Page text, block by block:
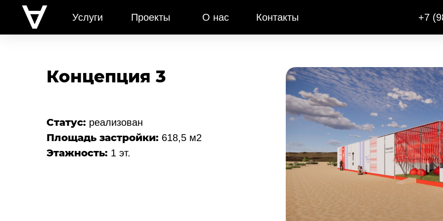
+7
Контакты
О нас
Проекты
Услуги
Статус: реализован
Площадь застройки: 618,5 м2
Этажность: 1 эт.
Концепция 3